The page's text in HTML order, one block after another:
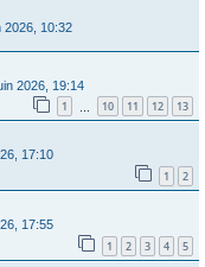
2026, 10:32
2026, 19:14
1 10 11 12 13
17:10
1 2
17:55
1 2 3 4 5